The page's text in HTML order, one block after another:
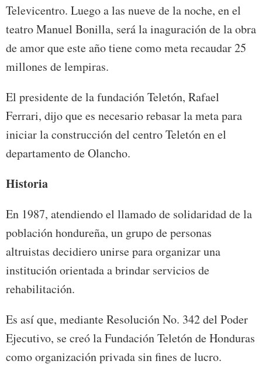
Televicentro. Luego a las nueve de la noche, en el
teatro Manuel Bonilla, será la inaguración de la obra
de amor que este año tiene como meta recaudar 25
millones de lempiras.
El presidente de la fundación Teletón, Rafael
Ferrari, dijo que es necesario rebasar la meta para
iniciar la construcción del centro Teletón en el
departamento de Olancho.
Historia
En 1987, atendiendo el llamado de solidaridad de la
población hondureña, un grupo de personas
altruistas decidiero unirse para organizar una
institución orientada a brindar servicios de
rehabilitación.
Es así que, mediante Resolución No. 342 del Poder
Ejecutivo, se creó la Fundación Teletón de Honduras
como organización privada sin fines de lucro.